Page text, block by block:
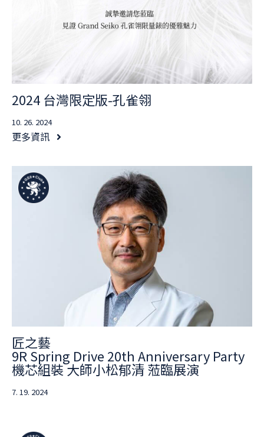
2024 台灣限定版-孔雀翎
10. 26. 2024
更多資訊
匠之藝
9R Spring Drive 20th Anniversary Party
機芯組裝 大師小松郁清 蒞臨展演
7. 19. 2024